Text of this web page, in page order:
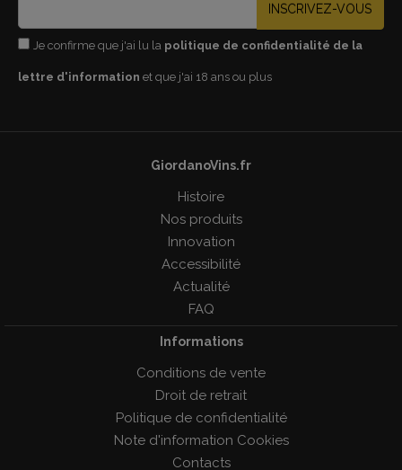
INSCRIVEZ-VOUS
Je confirme que j'ai lu la politique de confidentialité de la
lettre d'information et que j'ai 18 ans ou plus
GiordanoVins.fr
Histoire
Nos produits
Innovation
Accessibilité
Actualité
FAQ
Informations
Conditions de vente
Droit de retrait
Politique de confidentialité
Note d'information Cookies
Contacts